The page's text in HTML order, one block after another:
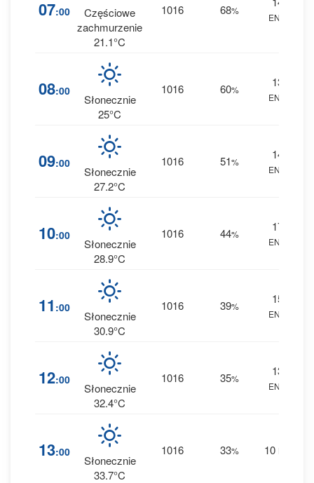
07:00
Częściowe
zachmurzenie
21.1°C
1016 68%
ENE
08:00
Słonecznie
25°C
1016 60%
13
ENE
09:00
Słonecznie
27.2°C
1016 51%
14
ENE
10:00
Słonecznie
28.9°C
1016 44%
17
ENE
11 :00
Słonecznie
30.9°C
1016 39%
15
ENE
12:00
Słonecznie
32.4°C
1016 35%
13
ENE
13:00
Słonecznie
33.7°C
1016 33% 10